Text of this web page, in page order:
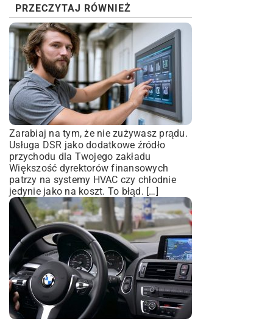
PRZECZYTAJ RÓWNIEŻ
Zarabiaj na tym, że nie zużywasz prądu.
Usługa DSR jako dodatkowe źródło
przychodu dla Twojego zakładu
Większość dyrektorów finansowych
patrzy na systemy HVAC czy chłodnie
jedynie jako na koszt. To błąd. […]